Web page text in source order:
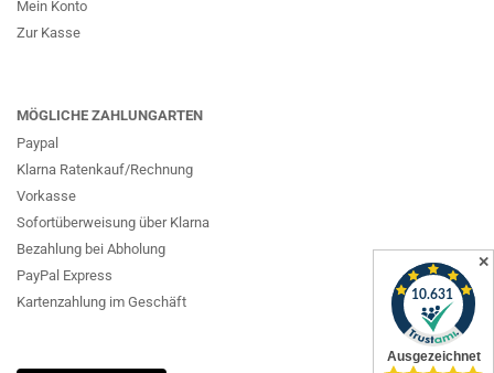
Mein Konto
Zur Kasse
MÖGLICHE ZAHLUNGARTEN
Paypal
Klarna Ratenkauf/Rechnung
Vorkasse
Sofortüberweisung über Klarna
Bezahlung bei Abholung
PayPal Express
Kartenzahlung im Geschäft
✕